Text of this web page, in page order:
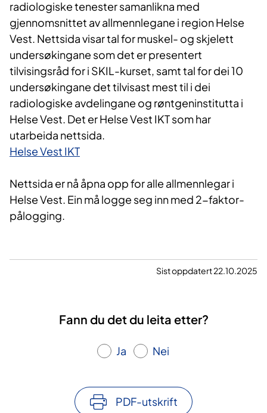
radiologiske tenester samanlikna med
gjennomsnittet av allmennlegane i region Helse
Vest. Nettsida visar tal for muskel- og skjelett
undersøkingane som det er presentert
tilvisingsråd for i SKIL-kurset, samt tal for dei 10
undersøkingane det tilvisast mest til i dei
radiologiske avdelingane og røntgeninstitutta i
Helse Vest. Det er Helse Vest IKT som har
utarbeida nettsida.​
Helse Vest IKT​
Nettsida er nå åpna opp for alle allmennlegar i
Helse Vest. Ein må logge seg inn med 2-faktor-
pålogging.
Sist oppdatert 22.10.2025
Fann du det du leita etter?
Ja Nei
PDF-utskrift